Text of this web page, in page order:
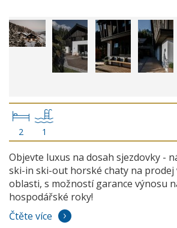
2 1
Objevte luxus na dosah sjezdovky -
ski-in ski-out horské chaty na prodej
oblasti, s možností garance výnosu
hospodářské roky!
Čtěte více